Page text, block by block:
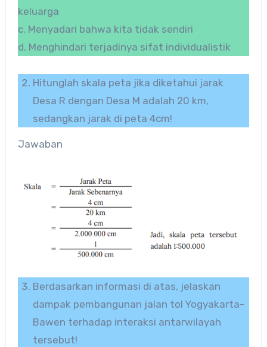
keluarga
c. Menyadari bahwa kita tidak sendiri
d. Menghindari terjadinya sifat individualistik
Hitunglah skala peta jika diketahui jarak
Desa R dengan Desa M adalah 20 km,
sedangkan jarak di peta 4cm!
Jawaban
Berdasarkan informasi di atas, jelaskan
dampak pembangunan jalan tol Yogyakarta-
Bawen terhadap interaksi antarwilayah
tersebut!